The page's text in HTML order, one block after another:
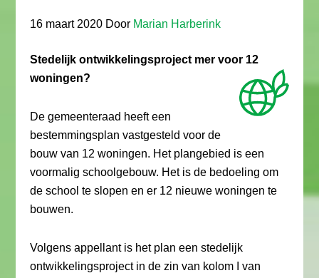
16 maart 2020 Door Marian Harberink
Stedelijk ontwikkelingsproject mer voor 12
woningen?
De gemeenteraad heeft een
bestemmingsplan vastgesteld voor de
bouw van 12 woningen. Het plangebied is een
voormalig schoolgebouw. Het is de bedoeling om
de school te slopen en er 12 nieuwe woningen te
bouwen.
Volgens appellant is het plan een stedelijk
ontwikkelingsproject in de zin van kolom I van